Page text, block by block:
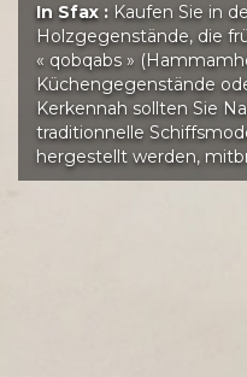
In Sfax : Kaufen Sie in
Holzgegenstände, die
« qobqabs »
Küchengegenstände
Kerkennah sollten Sie
traditionnelle
hergestellt werden,